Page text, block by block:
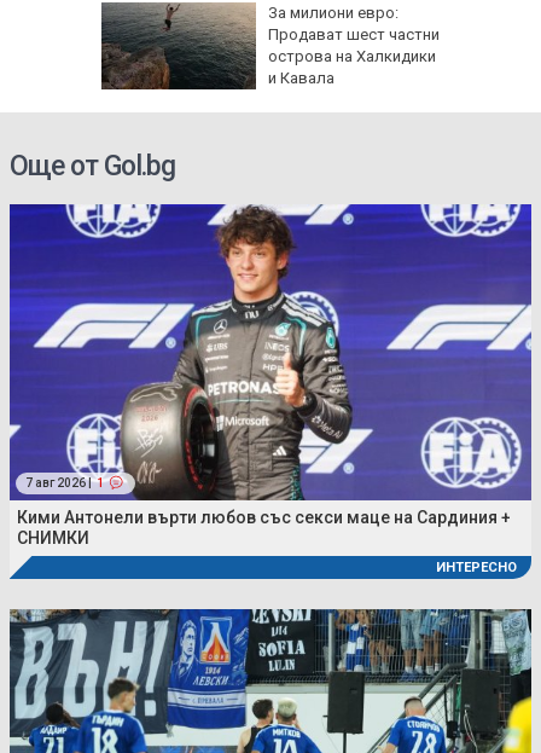
За милиони евро:
Продават шест частни
острова на Халкидики
и Кавала
Още от Gol.bg
7 авг 2026 | 1
Кими Антонели върти любов със секси маце на Сардиния +
СНИМКИ
ИНТЕРЕСНО